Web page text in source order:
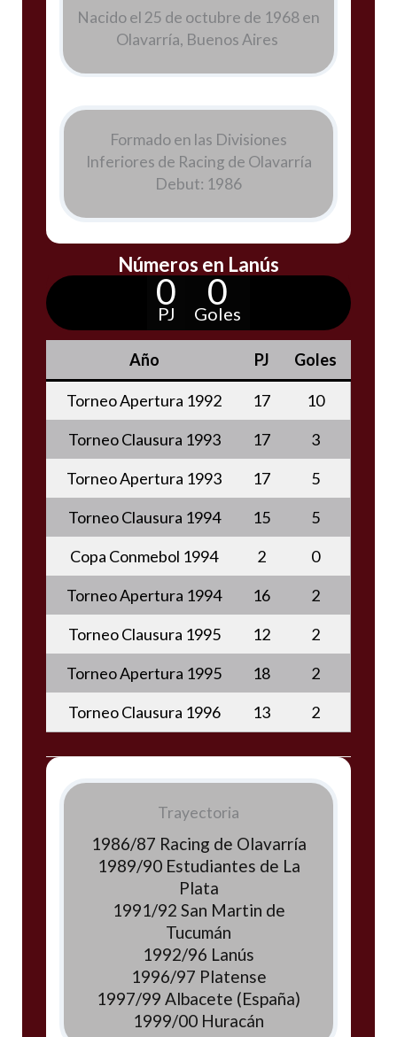
Nacido el 25 de octubre de 1968 en
Olavarría, Buenos Aires
Formado en las Divisiones
Inferiores de Racing de Olavarría
Debut: 1986
Números en Lanús
0
PJ
0
Goles
Año PJ Goles
Torneo Apertura 1992 17
10
Torneo Clausura 1993
17
3
Torneo Apertura 1993
17
5
Torneo Clausura 1994
15
5
Copa Conmebol 1994
2
0
Torneo Apertura 1994
16
2
Torneo Clausura 1995
12
2
Torneo Apertura 1995
18
2
Torneo Clausura 1996
13 2
Trayectoria
1986/87 Racing de Olavarría
1989/90 Estudiantes de La
Plata
1991/92 San Martin de
Tucumán
1992/96 Lanús
1996/97 Platense
1997/99 Albacete (España)
1999/00 Huracán